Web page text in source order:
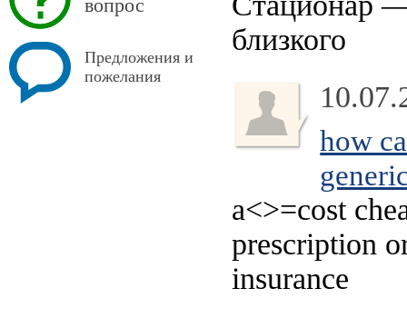
вопрос
Предложения и
пожелания
близкого
how
a<>=cost
prescription
insurance